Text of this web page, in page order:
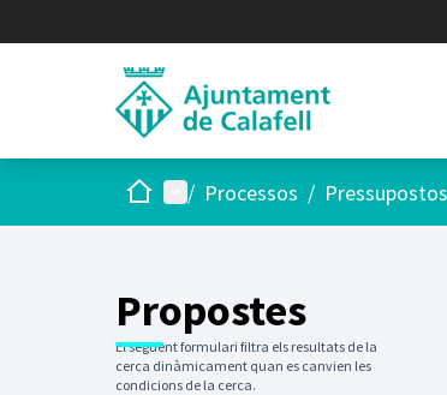
Inici Menú principal
/ Processos /
Propostes
El següent formulari filtra els resultats de la
cerca dinàmicament quan es canvien les
condicions de la cerca.